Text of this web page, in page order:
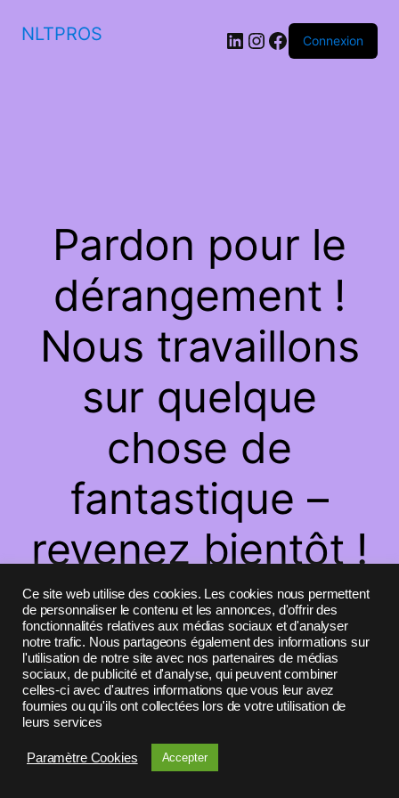
NLTPROS LinkedIn
Instagram
Facebook
Connexion
Pardon pour le
dérangement !
Nous travaillons
sur quelque
chose de
fantastique –
revenez bientôt !
Ce site web utilise des cookies. Les cookies nous permettent
de personnaliser le contenu et les annonces, d'offrir des
fonctionnalités relatives aux médias sociaux et d'analyser
notre trafic. Nous partageons également des informations sur
l'utilisation de notre site avec nos partenaires de médias
sociaux, de publicité et d'analyse, qui peuvent combiner
celles-ci avec d'autres informations que vous leur avez
fournies ou qu'ils ont collectées lors de votre utilisation de
leurs services
Paramètre Cookies Accepter